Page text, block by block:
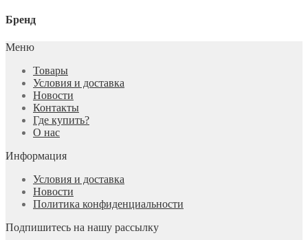
Бренд
Меню
Товары
Условия и доставка
Новости
Контакты
Где купить?
О нас
Информация
Условия и доставка
Новости
Политика конфиденциальности
Подпишитесь на нашу рассылку